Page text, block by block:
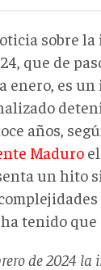
sobre
que de
enero, es
años,
Maduro
un hito
tenido
de 2024 la